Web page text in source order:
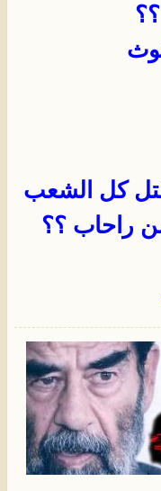
كل الشعب
راحاب ؟؟